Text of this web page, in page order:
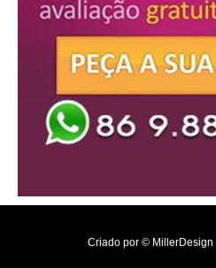
Criado por © MillerDesign |